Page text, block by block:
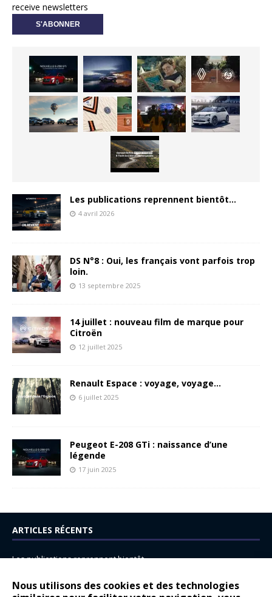
Nous utilisons des cookies et des technologies
receive newsletters
Les publications reprennent bientôt…
4 avril 2026
DS N°8 : Oui, les français vont parfois trop
loin.
13 septembre 2025
14 juillet : nouveau film de marque pour
Citroën
12 juillet 2025
Renault Espace : voyage, voyage…
6 juillet 2025
Peugeot E-208 GTi : naissance d’une
légende
17 juin 2025
ARTICLES RÉCENTS
Les publications reprennent bientôt…